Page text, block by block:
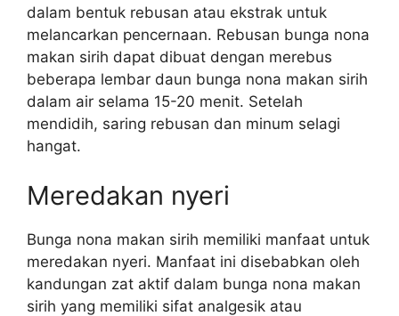
dalam bentuk rebusan atau ekstrak untuk
melancarkan pencernaan. Rebusan bunga nona
makan sirih dapat dibuat dengan merebus
beberapa lembar daun bunga nona makan sirih
dalam air selama 15-20 menit. Setelah
mendidih, saring rebusan dan minum selagi
hangat.
Meredakan nyeri
Bunga nona makan sirih memiliki manfaat untuk
meredakan nyeri. Manfaat ini disebabkan oleh
kandungan zat aktif dalam bunga nona makan
sirih yang memiliki sifat analgesik atau